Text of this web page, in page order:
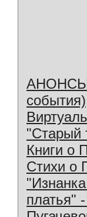
АНОНСЫ
события)
"Старый
Книги о
Стихи о
платья"